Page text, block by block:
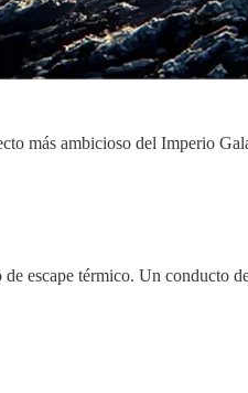
más ambicioso del Imperio
escape térmico. Un conducto